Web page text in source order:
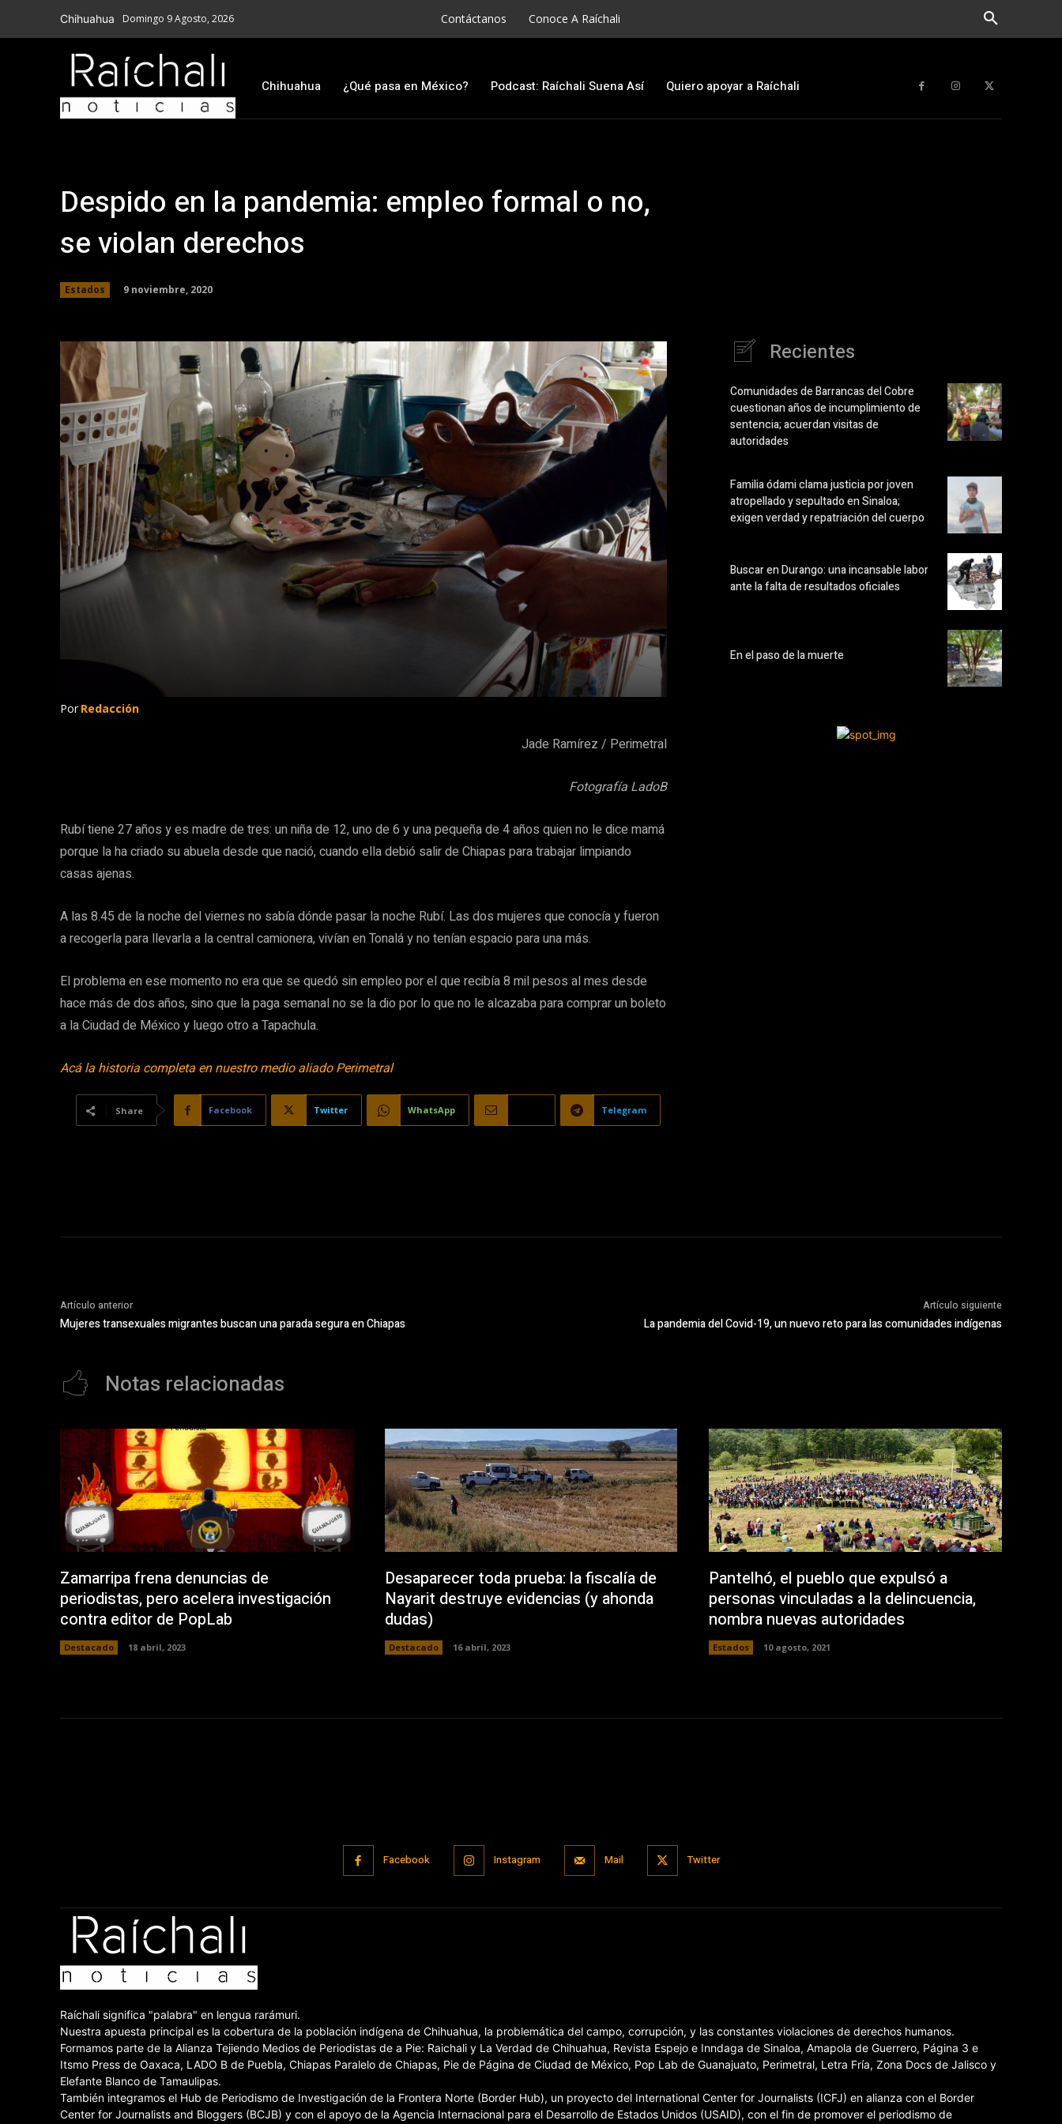
Chihuahua Domingo 9 Agosto, 2026 Contáctanos Conoce A Raíchali
Chihuahua ¿Qué pasa en México? Podcast: Raíchali Suena Así Quiero apoyar a Raíchali
Despido en la pandemia: empleo formal o no,
se violan derechos
Estados 9 noviembre, 2020
Por Redacción
Jade Ramírez / Perimetral
Fotografía LadoB
Rubí tiene 27 años y es madre de tres: un niña de 12, uno de 6 y una pequeña de 4 años quien no le dice mamá
porque la ha criado su abuela desde que nació, cuando ella debió salir de Chiapas para trabajar limpiando
casas ajenas.
A las 8.45 de la noche del viernes no sabía dónde pasar la noche Rubí. Las dos mujeres que conocía y fueron
a recogerla para llevarla a la central camionera, vivían en Tonalá y no tenían espacio para una más.
El problema en ese momento no era que se quedó sin empleo por el que recibía 8 mil pesos al mes desde
hace más de dos años, sino que la paga semanal no se la dio por lo que no le alcazaba para comprar un boleto
a la Ciudad de México y luego otro a Tapachula.
Acá la historia completa en nuestro medio aliado Perimetral
Share Facebook Twitter WhatsApp Telegram
Recientes
Comunidades de Barrancas del Cobre
cuestionan años de incumplimiento de
sentencia; acuerdan visitas de
autoridades
Familia ódami clama justicia por joven
atropellado y sepultado en Sinaloa;
exigen verdad y repatriación del cuerpo
Buscar en Durango: una incansable labor
ante la falta de resultados oficiales
En el paso de la muerte
Artículo anterior
Mujeres transexuales migrantes buscan una parada segura en Chiapas
Artículo siguiente
La pandemia del Covid-19, un nuevo reto para las comunidades indígenas
Notas relacionadas
Zamarripa frena denuncias de
periodistas, pero acelera investigación
contra editor de PopLab
Destacado 18 abril, 2023
Desaparecer toda prueba: la fiscalía de
Nayarit destruye evidencias (y ahonda
dudas)
Destacado 16 abril, 2023
Pantelhó, el pueblo que expulsó a
personas vinculadas a la delincuencia,
nombra nuevas autoridades
Estados 10 agosto, 2021
Facebook Instagram Mail Twitter
Raíchali significa "palabra" en lengua rarámuri.
Nuestra apuesta principal es la cobertura de la población indígena de Chihuahua, la problemática del campo, corrupción, y las constantes violaciones de derechos humanos.
Formamos parte de la Alianza Tejiendo Medios de Periodistas de a Pie: Raichali y La Verdad de Chihuahua, Revista Espejo e Inndaga de Sinaloa, Amapola de Guerrero, Página 3 e
Itsmo Press de Oaxaca, LADO B de Puebla, Chiapas Paralelo de Chiapas, Pie de Página de Ciudad de México, Pop Lab de Guanajuato, Perimetral, Letra Fría, Zona Docs de Jalisco y
Elefante Blanco de Tamaulipas.
También integramos el Hub de Periodismo de Investigación de la Frontera Norte (Border Hub), un proyecto del International Center for Journalists (ICFJ) en alianza con el Border
Center for Journalists and Bloggers (BCJB) y con el apoyo de la Agencia Internacional para el Desarrollo de Estados Unidos (USAID), con el fin de promover el periodismo de